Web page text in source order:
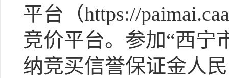
平台（https://
竞价平台。参加“西宁
纳竞买信誉保证金人